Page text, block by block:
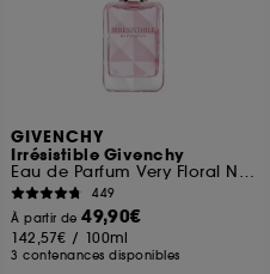
GIVENCHY
Irrésistible Givenchy
Eau de Parfum Very Floral Notes Florales Boisées
449
À partir de49,90€
142,57€ / 100ml
3 contenances disponibles